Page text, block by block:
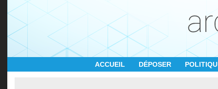
ACCUEIL DÉPOSER